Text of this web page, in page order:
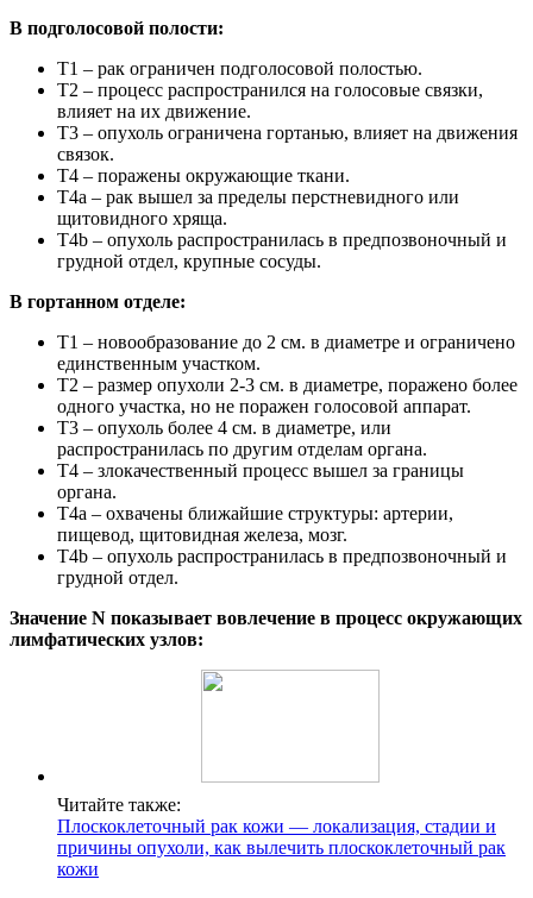
В подголосовой полости:
T1 – рак ограничен подголосовой полостью.
T2 – процесс распространился на голосовые связки,
влияет на их движение.
T3 – опухоль ограничена гортанью, влияет на движения
связок.
T4 – поражены окружающие ткани.
T4a – рак вышел за пределы перстневидного или
щитовидного хряща.
T4b – опухоль распространилась в предпозвоночный и
грудной отдел, крупные сосуды.
В гортанном отделе:
T1 – новообразование до 2 см. в диаметре и ограничено
единственным участком.
T2 – размер опухоли 2-3 см. в диаметре, поражено более
одного участка, но не поражен голосовой аппарат.
T3 – опухоль более 4 см. в диаметре, или
распространилась по другим отделам органа.
T4 – злокачественный процесс вышел за границы
органа.
T4a – охвачены ближайшие структуры: артерии,
пищевод, щитовидная железа, мозг.
T4b – опухоль распространилась в предпозвоночный и
грудной отдел.
Значение N показывает вовлечение в процесс окружающих
лимфатических узлов:
Читайте также:
Плоскоклеточный рак кожи — локализация, стадии и
причины опухоли, как вылечить плоскоклеточный рак
кожи